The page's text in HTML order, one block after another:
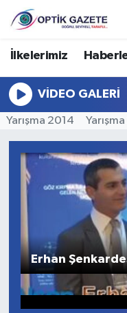
İlkelerimiz
VIDEO GALERI
Yarışma 2014
Erhan
Nöbetçi
Hava Durumu
İstanbul Namaz
Trafik Durumu
Süper Lig Puan
Tüm Manşetler
Son Dakika
Haber Arşivi